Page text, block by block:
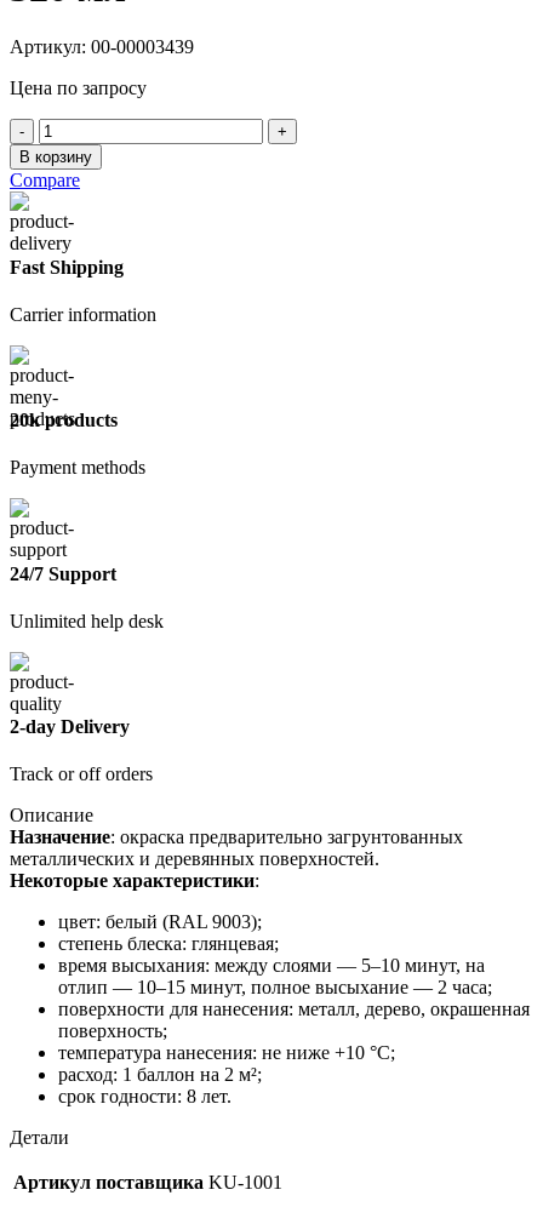
Артикул: 00-00003439
Цена по запросу
Количество
товара
Аэрозоль
белая
глянцевая
520
мл
В корзину
Compare
Fast Shipping
Carrier information
20k products
Payment methods
24/7 Support
Unlimited help desk
2-day Delivery
Track or off orders
Описание
Назначение: окраска предварительно загрунтованных
металлических и деревянных поверхностей.
Некоторые характеристики:
цвет: белый (RAL 9003);
степень блеска: глянцевая;
время высыхания: между слоями — 5–10 минут, на
отлип — 10–15 минут, полное высыхание — 2 часа;
поверхности для нанесения: металл, дерево, окрашенная
поверхность;
температура нанесения: не ниже +10 °С;
расход: 1 баллон на 2 м²;
срок годности: 8 лет.
Детали
Артикул поставщика KU-1001